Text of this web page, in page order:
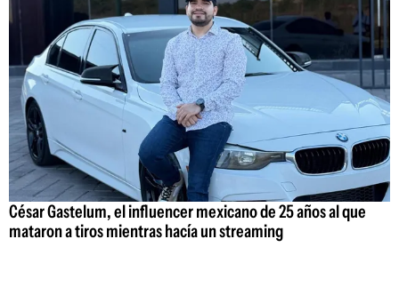
César Gastelum, el influencer mexicano de 25 años al que
mataron a tiros mientras hacía un streaming